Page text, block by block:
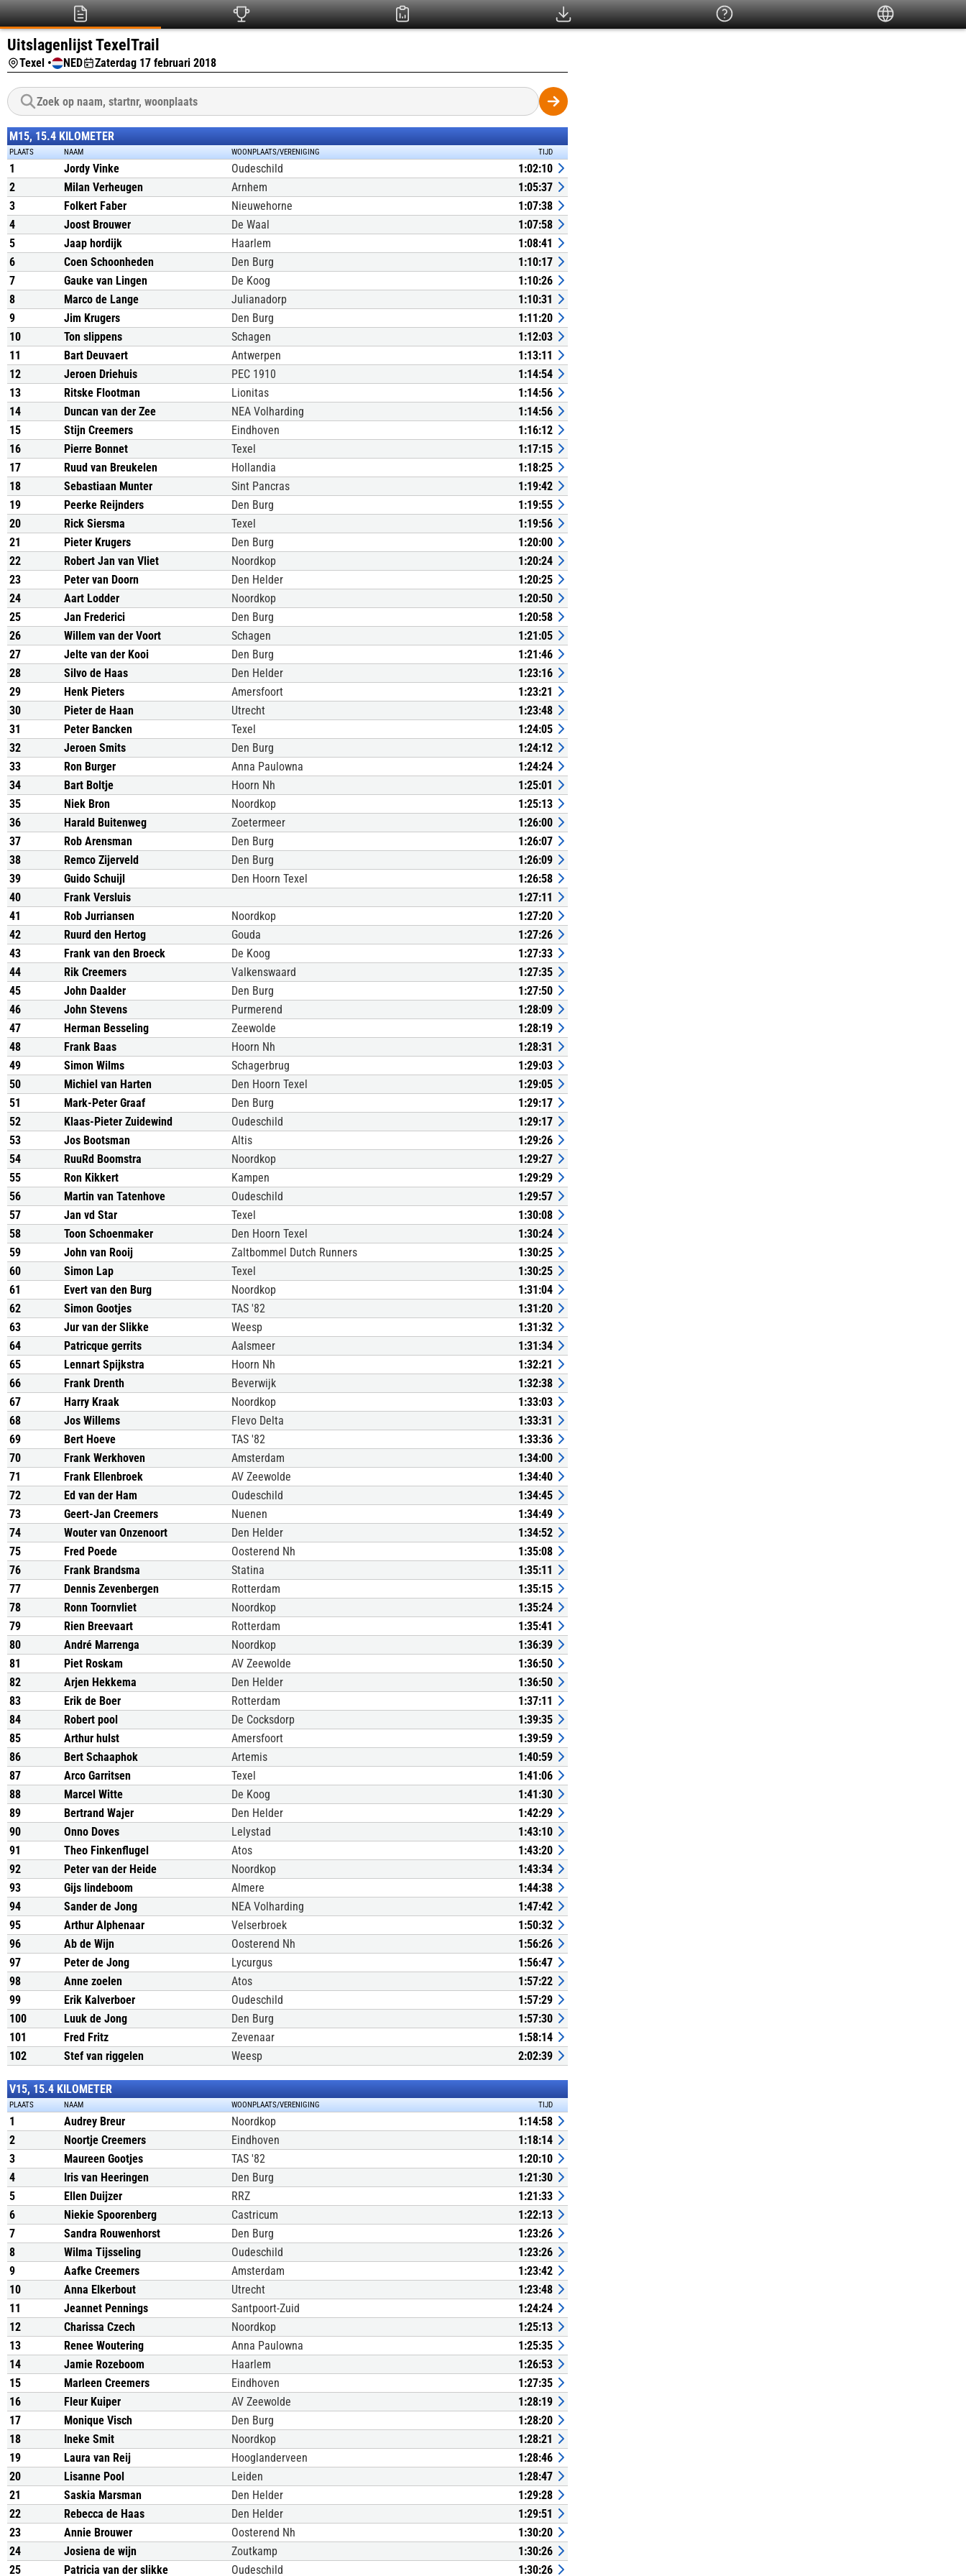
Uitslagenlijst TexelTrail
Texel • NED Zaterdag 17 februari 2018
M15, 15.4 KILOMETER
PLAATS NAAM WOONPLAATS/VERENIGING TIJD
1 Jordy Vinke Oudeschild
1:02:10
2
Milan Verheugen Arnhem
1:05:37
3
Folkert Faber Nieuwehorne
1:07:38
4
Joost Brouwer De Waal
1:07:58
5
Jaap hordijk Haarlem
1:08:41
6
Coen Schoonheden Den Burg
1:10:17
7
Gauke van Lingen De Koog
1:10:26
8
Marco de Lange Julianadorp
1:10:31
9
Jim Krugers Den Burg
1:11:20
10
Ton slippens Schagen
1:12:03
11
Bart Deuvaert Antwerpen
1:13:11
12
Jeroen Driehuis PEC 1910
1:14:54
13
Ritske Flootman Lionitas
1:14:56
14
Duncan van der Zee NEA Volharding
1:14:56
15
Stijn Creemers Eindhoven
1:16:12
16
Pierre Bonnet Texel
1:17:15
17
Ruud van Breukelen Hollandia
1:18:25
18
Sebastiaan Munter Sint Pancras
1:19:42
19
Peerke Reijnders Den Burg
1:19:55
20
Rick Siersma Texel
1:19:56
21
Pieter Krugers Den Burg
1:20:00
22
Robert Jan van Vliet Noordkop
1:20:24
23
Peter van Doorn Den Helder
1:20:25
24
Aart Lodder Noordkop
1:20:50
25
Jan Frederici Den Burg
1:20:58
26
Willem van der Voort Schagen
1:21:05
27
Jelte van der Kooi Den Burg
1:21:46
28
Silvo de Haas Den Helder
1:23:16
29
Henk Pieters Amersfoort
1:23:21
30
Pieter de Haan Utrecht
1:23:48
31
Peter Bancken Texel
1:24:05
32
Jeroen Smits Den Burg
1:24:12
33
Ron Burger Anna Paulowna
1:24:24
34
Bart Boltje Hoorn Nh
1:25:01
35
Niek Bron Noordkop
1:25:13
36
Harald Buitenweg Zoetermeer
1:26:00
37
Rob Arensman Den Burg
1:26:07
38
Remco Zijerveld Den Burg
1:26:09
39
Guido Schuijl Den Hoorn Texel
1:26:58
40
Frank Versluis
1:27:11
41
Rob Jurriansen Noordkop
1:27:20
42
Ruurd den Hertog Gouda
1:27:26
43
Frank van den Broeck De Koog
1:27:33
44
Rik Creemers Valkenswaard
1:27:35
45
John Daalder Den Burg
1:27:50
46
John Stevens Purmerend
1:28:09
47
Herman Besseling Zeewolde
1:28:19
48
Frank Baas Hoorn Nh
1:28:31
49
Simon Wilms Schagerbrug
1:29:03
50
Michiel van Harten Den Hoorn Texel
1:29:05
51
Mark-Peter Graaf Den Burg
1:29:17
52
Klaas-Pieter Zuidewind Oudeschild
1:29:17
53
Jos Bootsman Altis
1:29:26
54
RuuRd Boomstra Noordkop
1:29:27
55
Ron Kikkert Kampen
1:29:29
56
Martin van Tatenhove Oudeschild
1:29:57
57
Jan vd Star Texel
1:30:08
58
Toon Schoenmaker Den Hoorn Texel
1:30:24
59
John van Rooij Zaltbommel Dutch Runners
1:30:25
60
Simon Lap Texel
1:30:25
61
Evert van den Burg Noordkop
1:31:04
62
Simon Gootjes TAS '82
1:31:20
63
Jur van der Slikke Weesp
1:31:32
64
Patricque gerrits Aalsmeer
1:31:34
65
Lennart Spijkstra Hoorn Nh
1:32:21
66
Frank Drenth Beverwijk
1:32:38
67
Harry Kraak Noordkop
1:33:03
68
Jos Willems Flevo Delta
1:33:31
69
Bert Hoeve TAS '82
1:33:36
70
Frank Werkhoven Amsterdam
1:34:00
71
Frank Ellenbroek AV Zeewolde
1:34:40
72
Ed van der Ham Oudeschild
1:34:45
73
Geert-Jan Creemers Nuenen
1:34:49
74
Wouter van Onzenoort Den Helder
1:34:52
75
Fred Poede Oosterend Nh
1:35:08
76
Frank Brandsma Statina
1:35:11
77
Dennis Zevenbergen Rotterdam
1:35:15
78
Ronn Toornvliet Noordkop
1:35:24
79
Rien Breevaart Rotterdam
1:35:41
80
André Marrenga Noordkop
1:36:39
81
Piet Roskam AV Zeewolde
1:36:50
82
Arjen Hekkema Den Helder
1:36:50
83
Erik de Boer Rotterdam
1:37:11
84
Robert pool De Cocksdorp
1:39:35
85
Arthur hulst Amersfoort
1:39:59
86
Bert Schaaphok Artemis
1:40:59
87
Arco Garritsen Texel
1:41:06
88
Marcel Witte De Koog
1:41:30
89
Bertrand Wajer Den Helder
1:42:29
90
Onno Doves Lelystad
1:43:10
91
Theo Finkenflugel Atos
1:43:20
92
Peter van der Heide Noordkop
1:43:34
93
Gijs lindeboom Almere
1:44:38
94
Sander de Jong NEA Volharding
1:47:42
95
Arthur Alphenaar Velserbroek
1:50:32
96
Ab de Wijn Oosterend Nh
1:56:26
97
Peter de Jong Lycurgus
1:56:47
98
Anne zoelen Atos
1:57:22
99
Erik Kalverboer Oudeschild
1:57:29
100
Luuk de Jong Den Burg
1:57:30
101
Fred Fritz Zevenaar
1:58:14
102
Stef van riggelen Weesp 2:02:39
V15, 15.4 KILOMETER
PLAATS NAAM WOONPLAATS/VERENIGING TIJD
1 Audrey Breur Noordkop
1:14:58
2
Noortje Creemers Eindhoven
1:18:14
3
Maureen Gootjes TAS '82
1:20:10
4
Iris van Heeringen Den Burg
1:21:30
5
Ellen Duijzer RRZ
1:21:33
6
Niekie Spoorenberg Castricum
1:22:13
7
Sandra Rouwenhorst Den Burg
1:23:26
8
Wilma Tijsseling Oudeschild
1:23:26
9
Aafke Creemers Amsterdam
1:23:42
10
Anna Elkerbout Utrecht
1:23:48
11
Jeannet Pennings Santpoort-Zuid
1:24:24
12
Charissa Czech Noordkop
1:25:13
13
Renee Woutering Anna Paulowna
1:25:35
14
Jamie Rozeboom Haarlem
1:26:53
15
Marleen Creemers Eindhoven
1:27:35
16
Fleur Kuiper AV Zeewolde
1:28:19
17
Monique Visch Den Burg
1:28:20
18
Ineke Smit Noordkop
1:28:21
19
Laura van Reij Hooglanderveen
1:28:46
20
Lisanne Pool Leiden
1:28:47
21
Saskia Marsman Den Helder
1:29:28
22
Rebecca de Haas Den Helder
1:29:51
23
Annie Brouwer Oosterend Nh
1:30:20
24
Josiena de wijn Zoutkamp
1:30:26
25
Patricia van der slikke Oudeschild 1:30:26